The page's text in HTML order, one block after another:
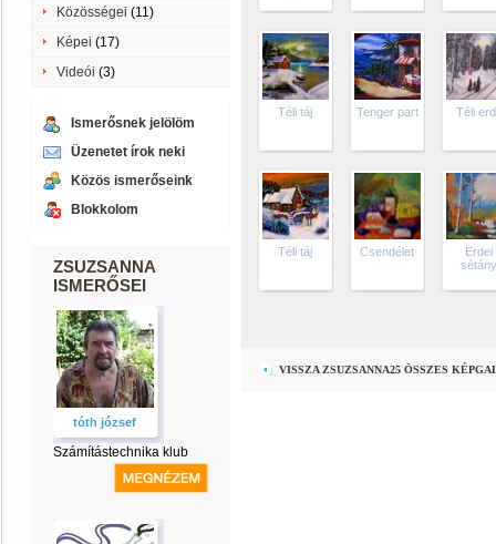
Közösségei (11)
Képei (17)
Videói (3)
Ismerősnek jelölöm
Üzenetet írok neki
Közös ismerőseink
Blokkolom
ZSUZSANNA
ISMERŐSEI
tóth józsef
Számítástechnika klub
Téli táj Tenger part Téli
Téli táj Csendélet
Erdei
VISSZA ZSUZSANNA25 ÖSSZES